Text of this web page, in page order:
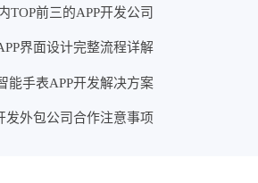
TOP前三的APP开发公司
界面设计完整流程详解
能手表APP开发解决方案
发外包公司合作注意事项